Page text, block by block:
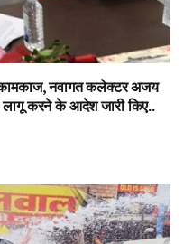
नवागत कलेक्टर अजय
करने के आदेश जारी किए..